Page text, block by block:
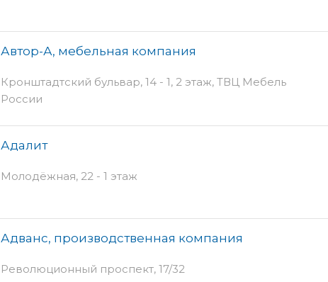
Автор-А, мебельная компания
Кронштадтский бульвар, 14 - 1, 2 этаж, ТВЦ Мебель
России
Адалит
Молодёжная, 22 - 1 этаж
Адванс, производственная компания
Революционный проспект, 17/32